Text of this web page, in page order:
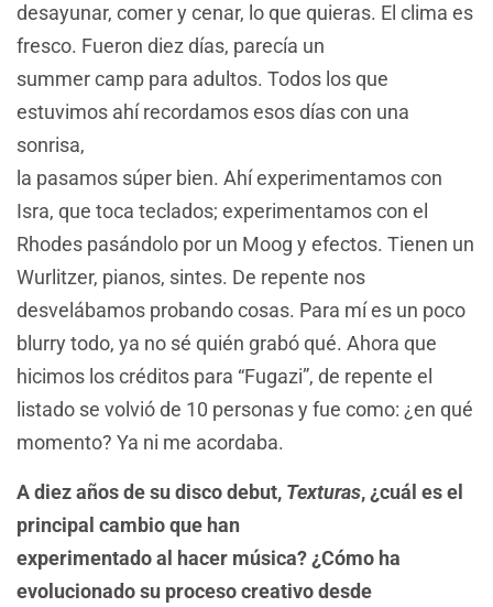
desayunar, comer y cenar, lo que quieras. El clima es
fresco. Fueron diez días, parecía un
summer camp para adultos. Todos los que
estuvimos ahí recordamos esos días con una
sonrisa,
la pasamos súper bien. Ahí experimentamos con
Isra, que toca teclados; experimentamos con el
Rhodes pasándolo por un Moog y efectos. Tienen un
Wurlitzer, pianos, sintes. De repente nos
desvelábamos probando cosas. Para mí es un poco
blurry todo, ya no sé quién grabó qué. Ahora que
hicimos los créditos para “Fugazi”, de repente el
listado se volvió de 10 personas y fue como: ¿en qué
momento? Ya ni me acordaba.
A diez años de su disco debut, Texturas, ¿cuál es el
principal cambio que han
experimentado al hacer música? ¿Cómo ha
evolucionado su proceso creativo desde